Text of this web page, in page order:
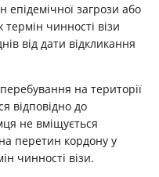
загрози або
термін чинності візи
від дати відкликання
на території
відповідно до
не вміщується
перетин кордону у
чинності візи.